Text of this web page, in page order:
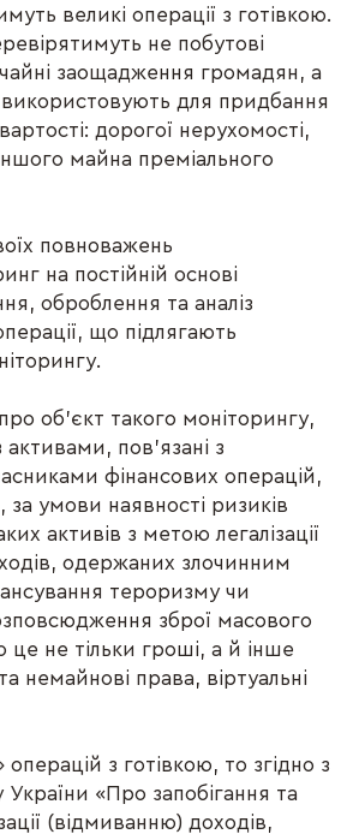
великі операції з готівкою.
не побутові
заощадження громадян, а
використовують для придбання
дорогої нерухомості,
майна преміального
повноважень
на постійній основі
оброблення та аналіз
що підлягають
об’єкт такого моніторингу,
активами, пов'язані з
фінансових операцій,
за умови наявності ризиків
активів з метою легалізації
одержаних злочинним
тероризму чи
зброї масового
не тільки гроші, а й інше
немайнові права, віртуальні
з готівкою, то згідно з
«Про запобігання та
(відмиванню) доходів,